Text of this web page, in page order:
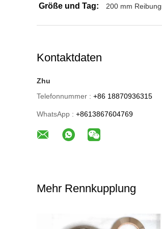
Größe und Tag: 200 mm
Kontaktdaten
Zhu
Telefonnummer : +86 18870936315
WhatsApp : +8613867604769
Mehr Rennkupplung